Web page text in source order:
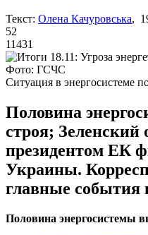
Текст: Олена Качуровська,
52
11431
Фото: ГСЧС
Ситуация в энергосистеме
Половина
строя; Зеленский
президентом ЕК
Украины.
главные события
Половина энергосистемы